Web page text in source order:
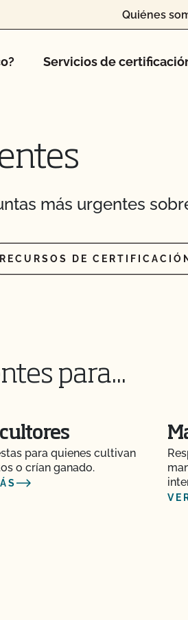
Quiénes
Servicios de
más urgentes
RECURSOS DE CERTIFICACIÓN
para...
para quienes cultivan
o crían ganado.
animal de abasto?
en el mismo
orgánico?
su condición
mis animales
postes de mi valla o
orgánicas?
piensos tengan